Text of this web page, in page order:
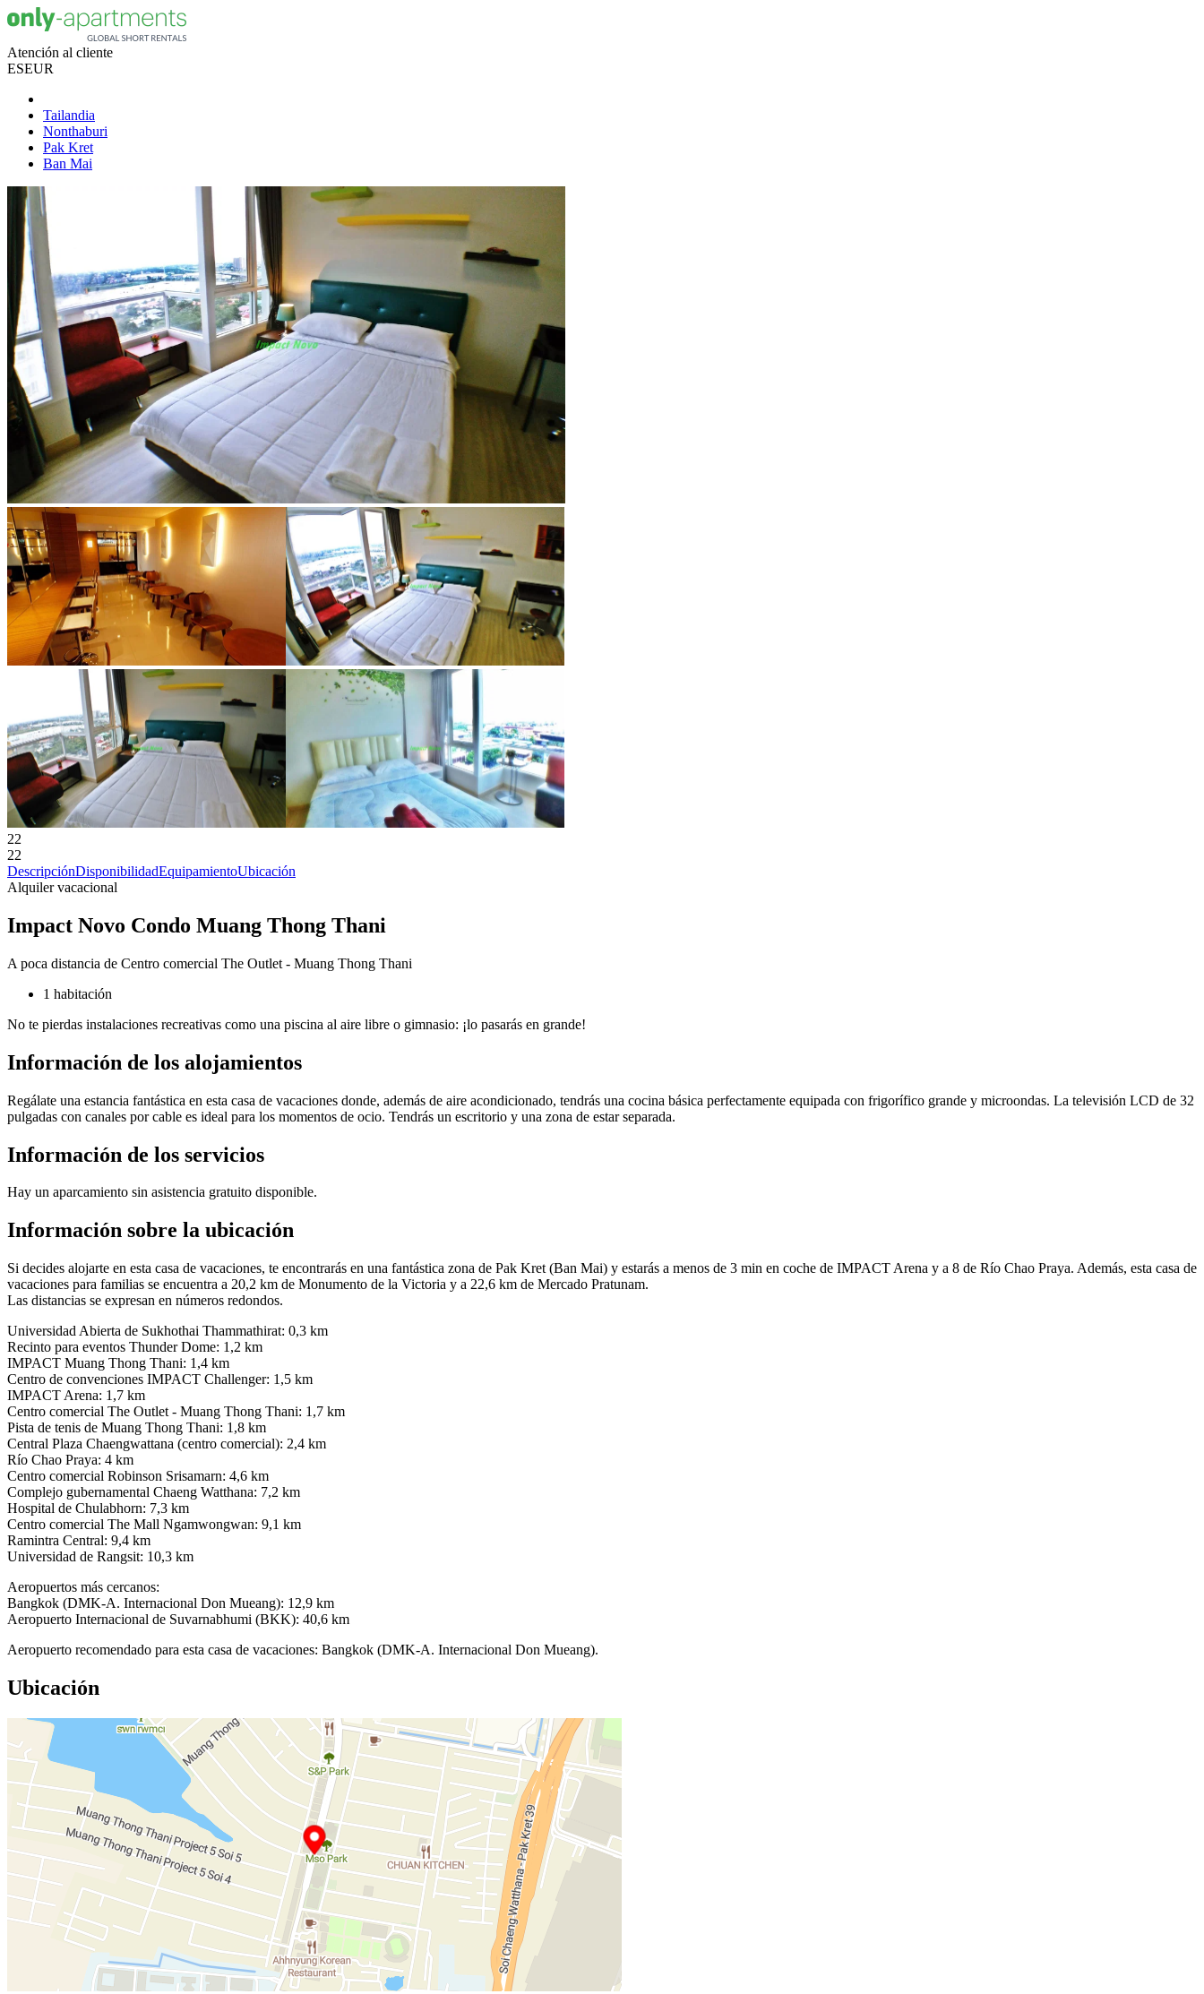
Atención al cliente
ESEUR
Tailandia
Nonthaburi
Pak Kret
Ban Mai
22
22
DescripciónDisponibilidadEquipamientoUbicación
Alquiler vacacional
Impact Novo Condo Muang Thong Thani
A poca distancia de Centro comercial The Outlet - Muang Thong Thani
1 habitación
No te pierdas instalaciones recreativas como una piscina al aire libre o gimnasio: ¡lo pasarás en grande!
Información de los alojamientos
Regálate una estancia fantástica en esta casa de vacaciones donde, además de aire acondicionado, tendrás una cocina básica perfectamente equipada con frigorífico grande y microondas. La televisión LCD de 32
pulgadas con canales por cable es ideal para los momentos de ocio. Tendrás un escritorio y una zona de estar separada.
Información de los servicios
Hay un aparcamiento sin asistencia gratuito disponible.
Información sobre la ubicación
Si decides alojarte en esta casa de vacaciones, te encontrarás en una fantástica zona de Pak Kret (Ban Mai) y estarás a menos de 3 min en coche de IMPACT Arena y a 8 de Río Chao Praya. Además, esta casa de
vacaciones para familias se encuentra a 20,2 km de Monumento de la Victoria y a 22,6 km de Mercado Pratunam.
Las distancias se expresan en números redondos.
Universidad Abierta de Sukhothai Thammathirat: 0,3 km
Recinto para eventos Thunder Dome: 1,2 km
IMPACT Muang Thong Thani: 1,4 km
Centro de convenciones IMPACT Challenger: 1,5 km
IMPACT Arena: 1,7 km
Centro comercial The Outlet - Muang Thong Thani: 1,7 km
Pista de tenis de Muang Thong Thani: 1,8 km
Central Plaza Chaengwattana (centro comercial): 2,4 km
Río Chao Praya: 4 km
Centro comercial Robinson Srisamarn: 4,6 km
Complejo gubernamental Chaeng Watthana: 7,2 km
Hospital de Chulabhorn: 7,3 km
Centro comercial The Mall Ngamwongwan: 9,1 km
Ramintra Central: 9,4 km
Universidad de Rangsit: 10,3 km
Aeropuertos más cercanos:
Bangkok (DMK-A. Internacional Don Mueang): 12,9 km
Aeropuerto Internacional de Suvarnabhumi (BKK): 40,6 km
Aeropuerto recomendado para esta casa de vacaciones: Bangkok (DMK-A. Internacional Don Mueang).
Ubicación